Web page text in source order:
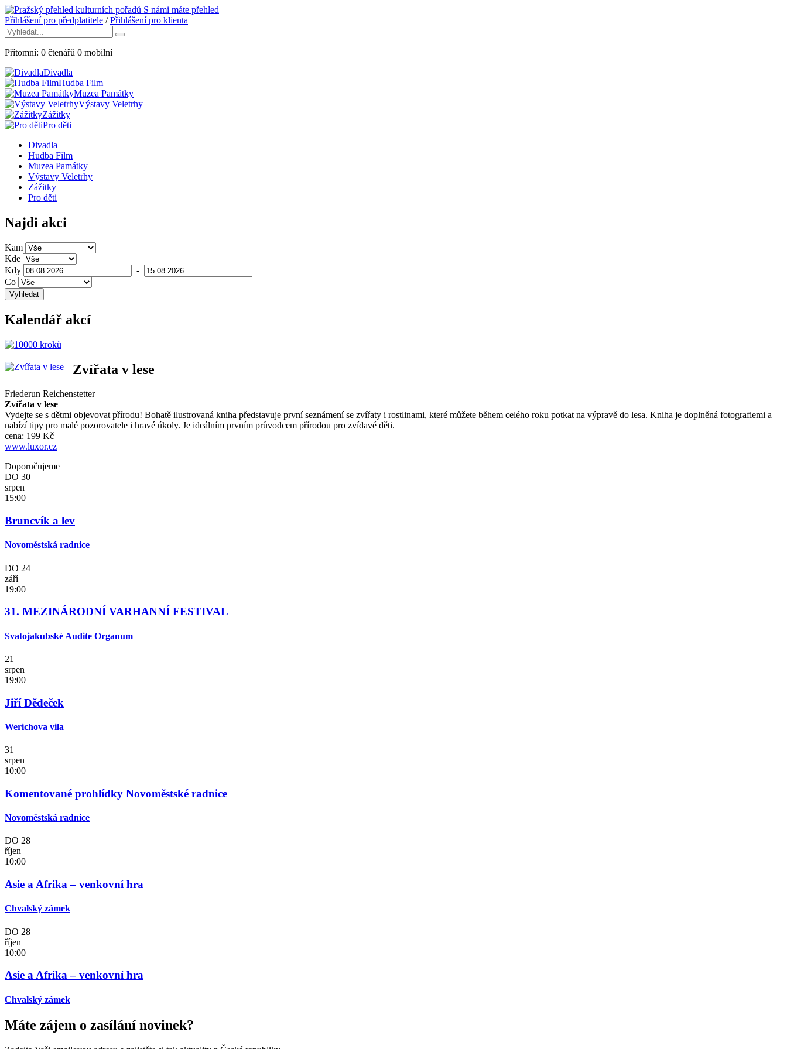
S námi máte přehled
Přihlášení pro předplatitele /Přihlášení pro klienta
Přítomní: 0 čtenářů 0 mobilní
Divadla
Hudba Film
Muzea Památky
Výstavy Veletrhy
Zážitky
Pro děti
Divadla
Hudba Film
Muzea Památky
Výstavy Veletrhy
Zážitky
Pro děti
Najdi akci
Kam
Kde
Kdy
-
Co
Vyhledat
Kalendář akcí
Zvířata v lese
Friederun Reichenstetter
Zvířata v lese
Vydejte se s dětmi objevovat přírodu! Bohatě ilustrovaná kniha představuje první seznámení se zvířaty i rostlinami, které můžete během celého roku potkat na výpravě do lesa. Kniha je doplněná fotografiemi a
nabízí tipy pro malé pozorovatele i hravé úkoly. Je ideálním prvním průvodcem přírodou pro zvídavé děti.
cena: 199 Kč
www.luxor.cz
Doporučujeme
DO 30
srpen
15:00
Bruncvík a lev
Novoměstská radnice
DO 24
září
19:00
31. MEZINÁRODNÍ VARHANNÍ FESTIVAL
Svatojakubské Audite Organum
21
srpen
19:00
Jiří Dědeček
Werichova vila
31
srpen
10:00
Komentované prohlídky Novoměstské radnice
Novoměstská radnice
DO 28
říjen
10:00
Asie a Afrika – venkovní hra
Chvalský zámek
DO 28
říjen
10:00
Asie a Afrika – venkovní hra
Chvalský zámek
Máte zájem o zasílání novinek?